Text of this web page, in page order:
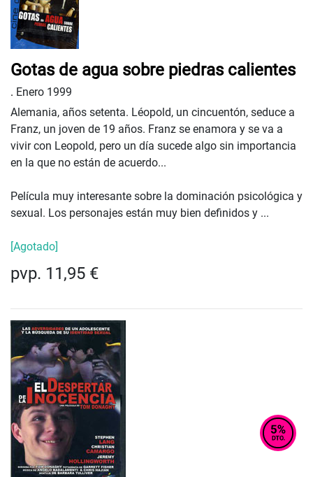
Gotas de agua sobre piedras calientes
. Enero 1999
Alemania, años setenta. Léopold, un cincuentón, seduce a
Franz, un joven de 19 años. Franz se enamora y se va a
vivir con Leopold, pero un día sucede algo sin importancia
en la que no están de acuerdo...
Película muy interesante sobre la dominación psicológica y
sexual. Los personajes están muy bien definidos y ...
[Agotado]
pvp. 11,95 €